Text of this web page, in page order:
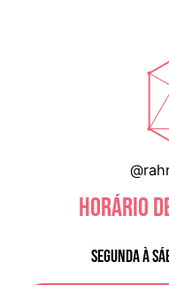
Horário
Segunda à